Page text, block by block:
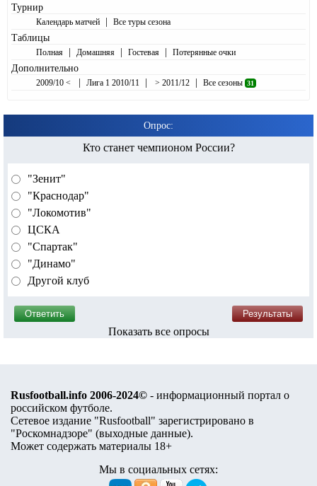
Турнир
Календарь матчей | Все туры сезона
Таблицы
Полная | Домашняя | Гостевая | Потерянные очки
Дополнительно
2009/10 < | Лига 1 2010/11 | > 2011/12 | Все сезоны 31
Опрос:
Кто станет чемпионом России?
"Зенит"
"Краснодар"
"Локомотив"
ЦСКА
"Спартак"
"Динамо"
Другой клуб
Показать все опросы
Rusfootball.info 2006-2024© - информационный портал о
российском футболе.
Сетевое издание "Rusfootball" зарегистрировано в
"Роскомнадзоре" (выходные данные).
Может содержать материалы 18+
Мы в социальных сетях: